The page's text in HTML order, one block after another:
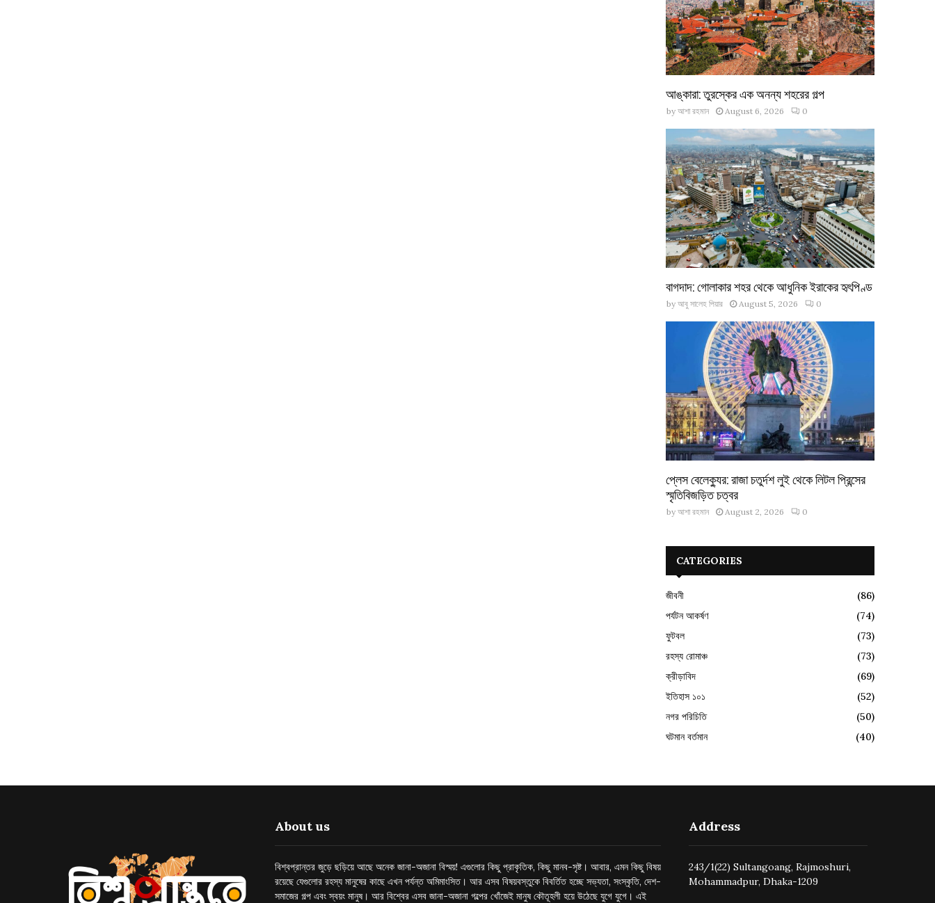
আঙ্কারা: তুরস্কের এক অনন্য শহরের গল্প
by আশা রহমান August 6, 2026 0
বাগদাদ: গোলাকার শহর থেকে আধুনিক ইরাকের হৃৎপিণ্ড
by আবু সালেহ পিয়ার August 5, 2026 0
প্লেস বেলেক্যুর: রাজা চতুর্দশ লুই থেকে লিটল প্রিন্সের
স্মৃতিবিজড়িত চত্বর
by আশা রহমান August 2, 2026 0
CATEGORIES
জীবনী
(86)
পর্যটন আকর্ষণ
(74)
ফুটবল
(73)
রহস্য রোমাঞ্চ
(73)
ক্রীড়াবিদ
(69)
ইতিহাস ১০১
(52)
নগর পরিচিতি
(50)
ঘটমান বর্তমান
(40)
About us
বিশ্বপ্রান্তর জুড়ে ছড়িয়ে আছে অনেক জানা-অজানা বিস্ময়! এগুলোর কিছু প্রাকৃতিক, কিছু মানব-সৃষ্ট। আবার, এমন কিছু বিষয়
রয়েছে যেগুলোর রহস্য মানুষের কাছে এখন পর্যন্ত অমিমাংসিত। আর এসব বিষয়বস্তুকে বিবর্তিত হচ্ছে সভ্যতা, সংস্কৃতি, দেশ-
সমাজের গল্প এবং স্বয়ং মানুষ। আর বিশ্বের এসব জানা-অজানা গল্পের খোঁজেই মানুষ কৌতূহলী হয়ে উঠেছে যুগে যুগে। এই
Address
243/1(22) Sultangoang, Rajmoshuri,
Mohammadpur, Dhaka-1209